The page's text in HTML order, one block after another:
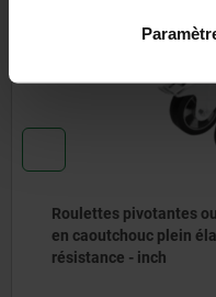
ou fixes en tôle d’acier
élastique, modèle haute